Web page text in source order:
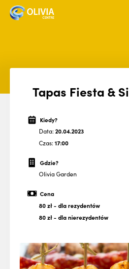
Tapas Fiesta &
Kiedy?
Data:20.04.2023
Czas:17:00
Gdzie?
Olivia Garden
Cena
80 zł- dla rezydentów
80 zł- dla nierezydentów